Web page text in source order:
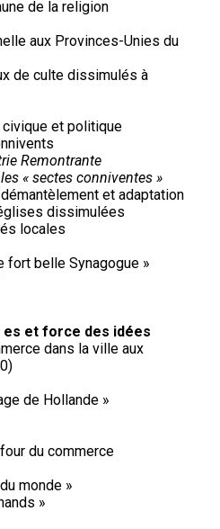
de la religion
aux Provinces-Unies du
de culte dissimulés à
et politique
Remontrante
« sectes conniventes »
et adaptation
dissimulées
locales
fort belle Synagogue »
et force des idées
dans la ville aux
de Hollande »
du commerce
monde »
»